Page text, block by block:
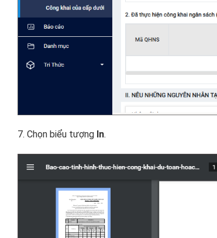
7. Chọn biểu tượng In.